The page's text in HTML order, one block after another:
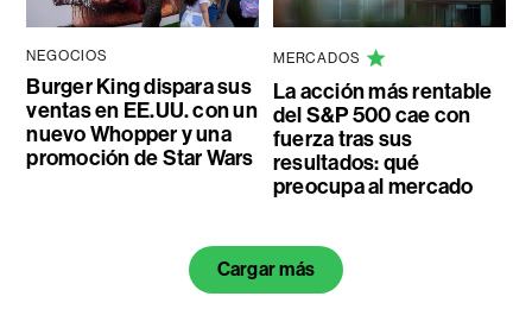
NEGOCIOS
Burger King dispara sus
ventas en EE.UU. con un
nuevo Whopper y una
promoción de Star Wars
MERCADOS
La acción más rentable
del S&P 500 cae con
fuerza tras sus
resultados: qué
preocupa al mercado
Cargar más